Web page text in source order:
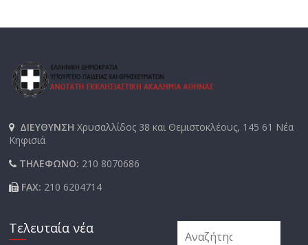
ΔΙΕΥΘΥΝΣΗΧρυσαλλίδος 38 και Θεμιστοκλέους, 145 61 Νέα
Κηφισιά
ΤΗΛΕΦΩΝΟ: 210 8070686
FAX: 210 6204714
Τελευταία νέα